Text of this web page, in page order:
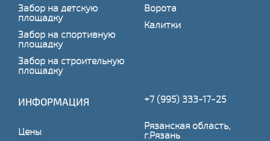
Забор на детскую
площадку
Забор на спортивную
площадку
Забор на строительную
площадку
Ворота
Калитки
ИНФОРМАЦИЯ
Цены
+7 (995) 333-17-25
Рязанская область,
г.Рязань